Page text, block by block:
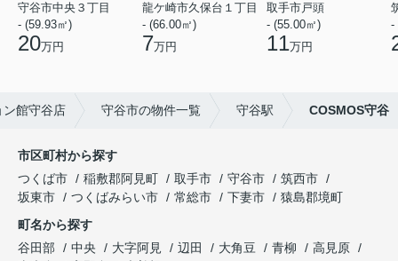
守谷市中央３丁目
- (59.93㎡)
20万円
龍ケ崎市久保台１丁目
- (66.00㎡)
7万円
取手市戸頭
- (55.00㎡)
11万円
-
ン館守谷店 守谷市の物件一覧 守谷駅 COSMOS守谷
市区町村から探す
つくば市
稲敷郡阿見町 取手市 守谷市
筑西市
坂東市
つくばみらい市 常総市 下妻市
猿島郡境町
町名から探す
谷田部
中央 大字阿見 辺田 大角豆 青柳
高見原